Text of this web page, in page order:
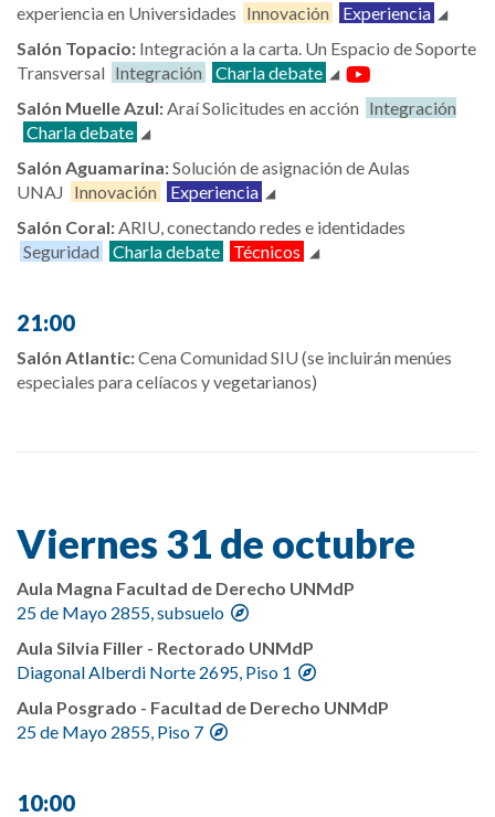
experiencia en Universidades Innovación
Experiencia
Salón Topacio: Integración a la carta. Un Espacio de Soporte
Transversal Integración
Charla debate
Salón Muelle Azul:Araí Solicitudes en acción Integración
Charla debate
Salón Aguamarina:Solución de asignación de Aulas
UNAJ
Innovación
Experiencia
Salón Coral:ARIU, conectando redes e identidades
Seguridad
Charla debate Técnicos
21:00
Salón Atlantic:Cena Comunidad SIU (se incluirán menúes
especiales para celíacos y vegetarianos)
Viernes 31 de octubre
Aula Magna Facultad de Derecho UNMdP
25 de Mayo 2855, subsuelo
Aula Silvia Filler - Rectorado UNMdP
Diagonal Alberdi Norte 2695, Piso 1
Aula Posgrado - Facultad de Derecho UNMdP
25 de Mayo 2855, Piso 7
10:00